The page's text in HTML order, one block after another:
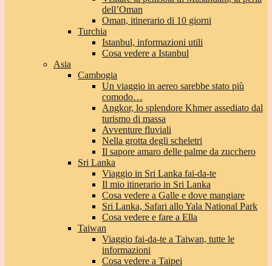
dell’Oman
Oman, itinerario di 10 giorni
Turchia
Istanbul, informazioni utili
Cosa vedere a Istanbul
Asia
Cambogia
Un viaggio in aereo sarebbe stato più
comodo…
Angkor, lo splendore Khmer assediato dal
turismo di massa
Avventure fluviali
Nella grotta degli scheletri
Il sapore amaro delle palme da zucchero
Sri Lanka
Viaggio in Sri Lanka fai-da-te
Il mio itinerario in Sri Lanka
Cosa vedere a Galle e dove mangiare
Sri Lanka, Safari allo Yala National Park
Cosa vedere e fare a Ella
Taiwan
Viaggio fai-da-te a Taiwan, tutte le
informazioni
Cosa vedere a Taipei